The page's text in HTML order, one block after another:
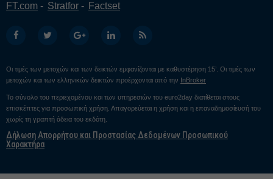
FT.com Stratfor Factset
Οι τιμές των μετοχών και των δεικτών εμφανίζονται με καθυστέρηση 15’. Οι τιμές των
μετοχών και των ελληνικών δεικτών προέρχονται από την InBroker
Το σύνολο του περιεχομένου και των υπηρεσιών του euro2day διατίθεται στους
επισκέπτες για προσωπική χρήση. Απαγορεύεται η χρήση και η επαναδημοσίευσή του
χωρίς τη γραπτή άδεια του εκδότη.
Δήλωση Απορρήτου και Προστασίας Δεδομένων Προσωπικού
Χαρακτήρα